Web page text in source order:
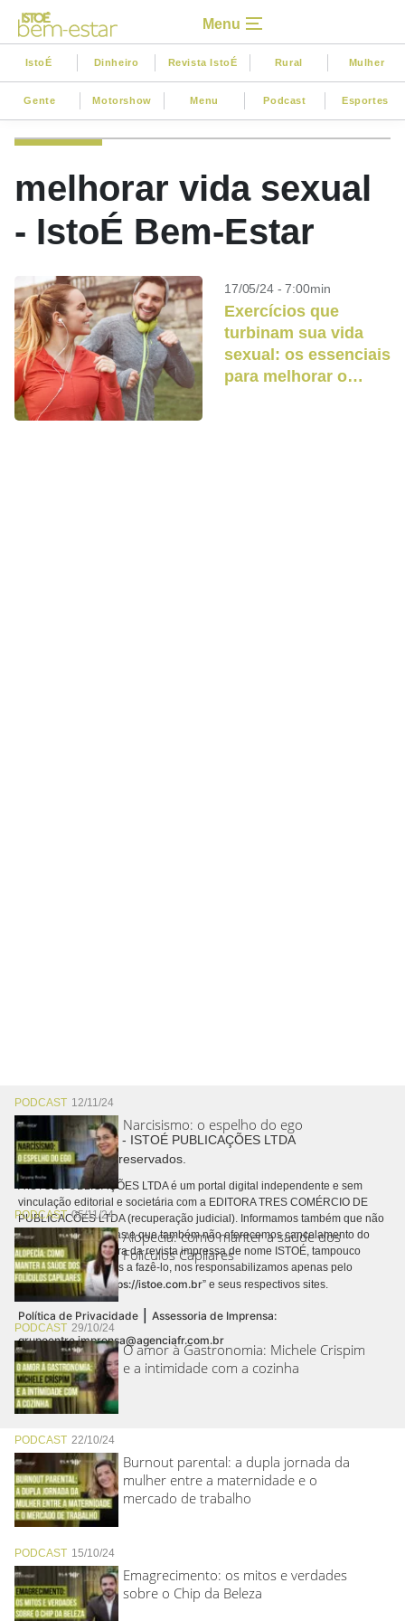
Menu
IstoÉ Dinheiro Revista IstoÉ Rural Mulher
Gente Motorshow Menu Podcast Esportes
melhorar vida sexual
- IstoÉ Bem-Estar
17/05/24 - 7:00min
Exercícios que
turbinam sua vida
sexual: os essenciais
para melhorar o
PODCAST 12/11/24
Narcisismo: o espelho do ego
PODCAST05/11/24
Alopecia: como manter a saúde dos
Folículos Capilares
PODCAST 29/10/24
O amor à Gastronomia: Michele Crispim
e a intimidade com a cozinha
PODCAST 22/10/24
Burnout parental: a dupla jornada da
mulher entre a maternidade e o
mercado de trabalho
PODCAST 15/10/24
Emagrecimento: os mitos e verdades
sobre o Chip da Beleza
Copyright © 2026 - ISTOÉ PUBLICAÇÕES LTDA
Todos os direitos reservados.
A ISTOÉ PUBLICAÇÕES LTDA é um portal digital independente e sem
vinculação editorial e societária com a EDITORA TRES COMÉRCIO DE
PUBLICACÕES LTDA (recuperação judicial). Informamos também que não
realizamos cobranças e que também não oferecemos cancelamento do
contrato de assinatura da revista impressa de nome ISTOÉ, tampouco
autorizamos terceiros a fazê-lo, nos responsabilizamos apenas pelo
conteúdo digital “https://istoe.com.br” e seus respectivos sites.
Política de Privacidade | Assessoria de Imprensa:
grupoentre.imprensa@agenciafr.com.br